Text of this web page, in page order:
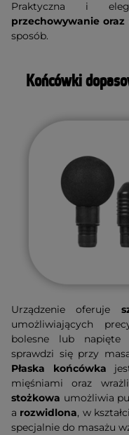
Praktyczna i
przechowywanie
sposób.
Końcówki
Urządzenie oferuje
umożliwiających
bolesne lub napięte
sprawdzi się przy
Płaska końcówka
mięśniami oraz
stożkowa umożliwia
a rozwidlona, w
specjalnie do masażu